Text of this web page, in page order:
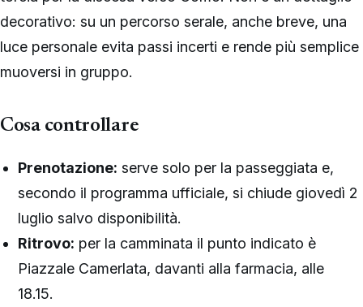
decorativo: su un percorso serale, anche breve, una
luce personale evita passi incerti e rende più semplice
muoversi in gruppo.
Cosa controllare
Prenotazione: serve solo per la passeggiata e,
secondo il programma ufficiale, si chiude giovedì 2
luglio salvo disponibilità.
Ritrovo: per la camminata il punto indicato è
Piazzale Camerlata, davanti alla farmacia, alle
18.15.